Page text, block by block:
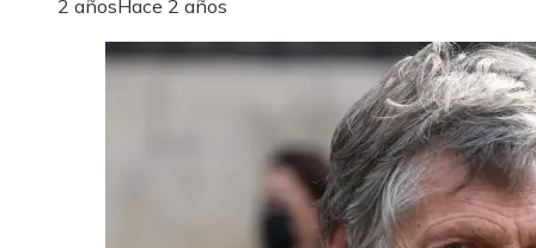
2 añosHace 2 años